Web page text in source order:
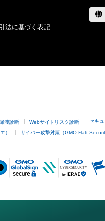
法に基づく表記
洩診断 Webサイトリスク診断 セキュ
） サイバー攻撃対策（GMO Flatt